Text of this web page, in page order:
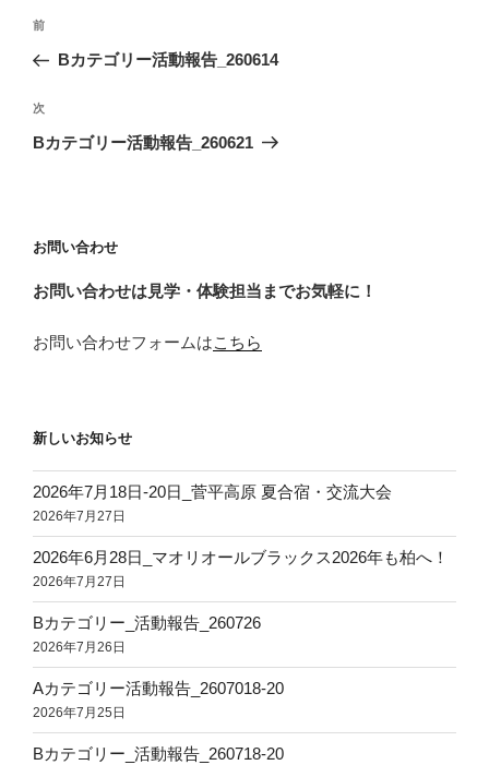
投
ナ
ビ
ゲ
ン
前
の
稿
前
Bカテゴリー活動報告_260614
次
の
次
Bカテゴリー活動報告_260621
お問い合わせ
お問い合わせは見学・体験担当までお気軽に！
お問い合わせフォームはこちら
新しいお知らせ
2026年7月18日‐20日_菅平高原 夏合宿・交流大会
2026年7月27日
2026年6月28日_マオリオールブラックス2026年も柏へ！
2026年7月27日
Bカテゴリー_活動報告_260726
2026年7月26日
Aカテゴリー活動報告_2607018-20
2026年7月25日
Bカテゴリー_活動報告_260718-20